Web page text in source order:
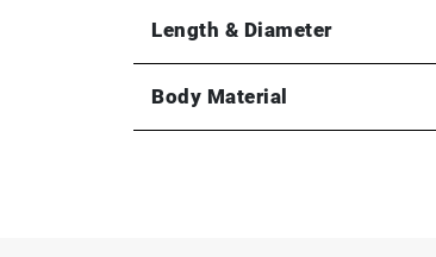
Length & Diameter
Body Material